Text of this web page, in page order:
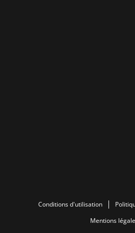
Conditions d'utilisation
Mentions